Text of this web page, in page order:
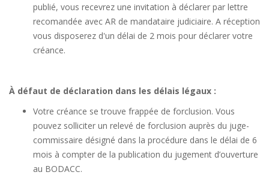
publié, vous recevrez une invitation à déclarer par lettre
recomandée avec AR de mandataire judiciaire. A réception
vous disposerez d'un délai de 2 mois pour déclarer votre
créance.
À défaut de déclaration dans les délais légaux :
Votre créance se trouve frappée de forclusion. Vous
pouvez solliciter un relevé de forclusion auprès du juge-
commissaire désigné dans la procédure dans le délai de 6
mois à compter de la publication du jugement d’ouverture
au BODACC.